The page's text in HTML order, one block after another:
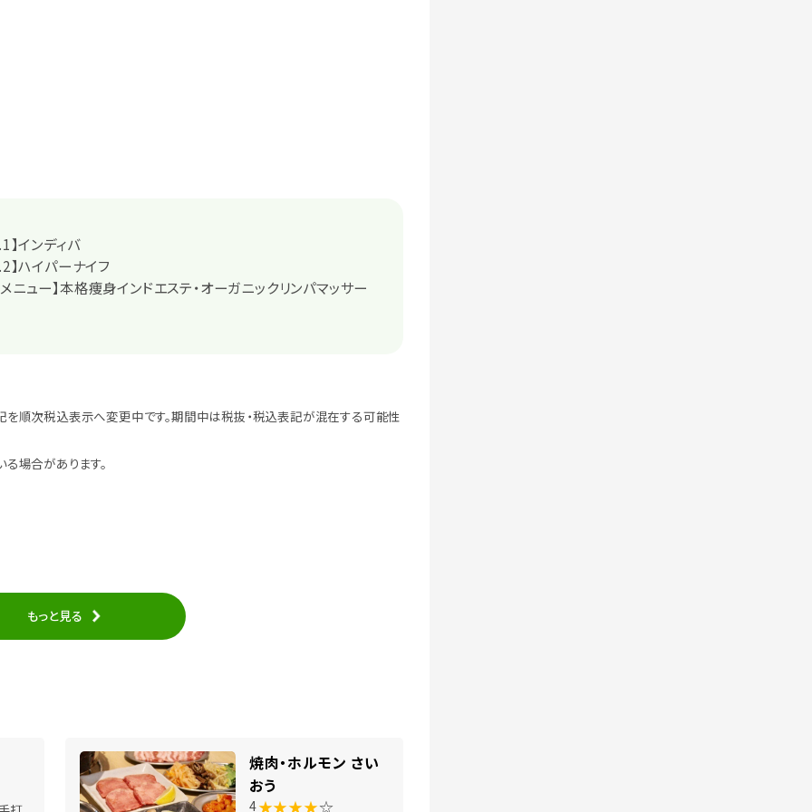
】インディバ
】ハイパーナイフ
メニュー】本格痩身インドエステ・オーガニックリンパマッサー
順次税込表示へ変更中です。期間中は税抜・税込表記が混在する可能性
場合があります。
もっと見る
焼肉・ホルモン さい
おう
4★★★★☆